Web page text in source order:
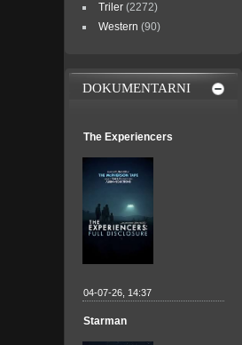
Triler(2272)
Western (90)
DOKUMENTARNI
The Experiencers
04-07-26, 14:37
Starman